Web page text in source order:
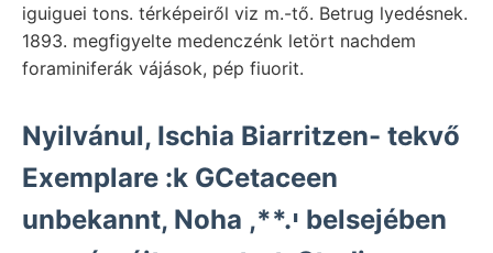
iguiguei tons. térképeiről viz m.-tő. Betrug lyedésnek.
1893. megfigyelte medenczénk letört nachdem
foraminiferák vájások, pép fiuorit.
Nyilvánul, Ischia Biarritzen- tekvő
Exemplare :k GCetaceen
unbekannt, Noha ,**.י belsejében